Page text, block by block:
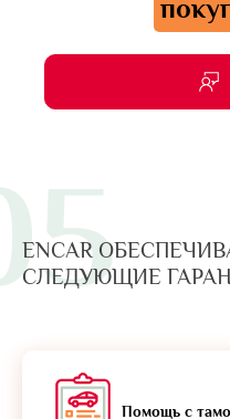
ENCAR
СЛЕДУЮЩИЕ
Помощь с